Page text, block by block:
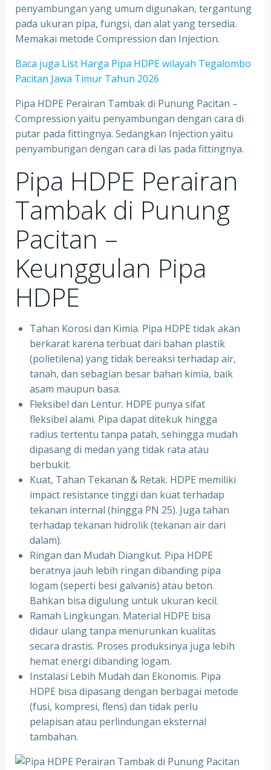
penyambungan yang umum digunakan, tergantung
pada ukuran pipa, fungsi, dan alat yang tersedia.
Memakai metode Compression dan Injection.
Baca juga List Harga Pipa HDPE wilayah Tegalombo
Pacitan Jawa Timur Tahun 2026
Pipa HDPE Perairan Tambak di Punung Pacitan –
Compression yaitu penyambungan dengan cara di
putar pada fittingnya. Sedangkan Injection yaitu
penyambungan dengan cara di las pada fittingnya.
Pipa HDPE Perairan
Tambak di Punung
Pacitan –
Keunggulan Pipa
HDPE
Tahan Korosi dan Kimia. Pipa HDPE tidak akan
berkarat karena terbuat dari bahan plastik
(polietilena) yang tidak bereaksi terhadap air,
tanah, dan sebagian besar bahan kimia, baik
asam maupun basa.
Fleksibel dan Lentur. HDPE punya sifat
fleksibel alami. Pipa dapat ditekuk hingga
radius tertentu tanpa patah, sehingga mudah
dipasang di medan yang tidak rata atau
berbukit.
Kuat, Tahan Tekanan & Retak. HDPE memiliki
impact resistance tinggi dan kuat terhadap
tekanan internal (hingga PN 25). Juga tahan
terhadap tekanan hidrolik (tekanan air dari
dalam).
Ringan dan Mudah Diangkut. Pipa HDPE
beratnya jauh lebih ringan dibanding pipa
logam (seperti besi galvanis) atau beton.
Bahkan bisa digulung untuk ukuran kecil.
Ramah Lingkungan. Material HDPE bisa
didaur ulang tanpa menurunkan kualitas
secara drastis. Proses produksinya juga lebih
hemat energi dibanding logam.
Instalasi Lebih Mudah dan Ekonomis. Pipa
HDPE bisa dipasang dengan berbagai metode
(fusi, kompresi, flens) dan tidak perlu
pelapisan atau perlindungan eksternal
tambahan.